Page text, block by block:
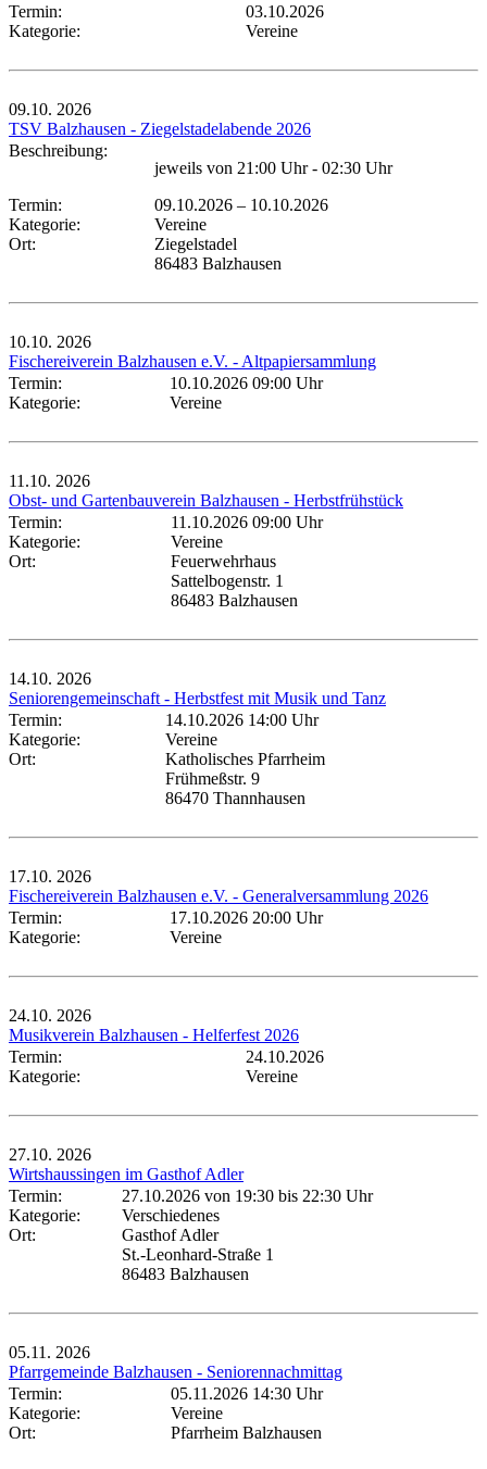
Termin:
03.10.2026
Kategorie:
Vereine
09.10. 2026
TSV Balzhausen - Ziegelstadelabende 2026
Beschreibung:
jeweils von 21:00 Uhr - 02:30 Uhr
Termin:
09.10.2026 – 10.10.2026
Kategorie:
Vereine
Ort:
Ziegelstadel
86483 Balzhausen
10.10. 2026
Fischereiverein Balzhausen e.V. - Altpapiersammlung
Termin:
10.10.2026 09:00 Uhr
Kategorie:
Vereine
11.10. 2026
Obst- und Gartenbauverein Balzhausen - Herbstfrühstück
Termin:
11.10.2026 09:00 Uhr
Kategorie:
Vereine
Ort:
Feuerwehrhaus
Sattelbogenstr. 1
86483 Balzhausen
14.10. 2026
Seniorengemeinschaft - Herbstfest mit Musik und Tanz
Termin:
14.10.2026 14:00 Uhr
Kategorie:
Vereine
Ort:
Katholisches Pfarrheim
Frühmeßstr. 9
86470 Thannhausen
17.10. 2026
Fischereiverein Balzhausen e.V. - Generalversammlung 2026
Termin:
17.10.2026 20:00 Uhr
Kategorie:
Vereine
24.10. 2026
Musikverein Balzhausen - Helferfest 2026
Termin:
24.10.2026
Kategorie:
Vereine
27.10. 2026
Wirtshaussingen im Gasthof Adler
Termin:
27.10.2026 von 19:30 bis 22:30 Uhr
Kategorie:
Verschiedenes
Ort:
Gasthof Adler
St.-Leonhard-Straße 1
86483 Balzhausen
05.11. 2026
Pfarrgemeinde Balzhausen - Seniorennachmittag
Termin:
05.11.2026 14:30 Uhr
Kategorie:
Vereine
Ort:
Pfarrheim Balzhausen